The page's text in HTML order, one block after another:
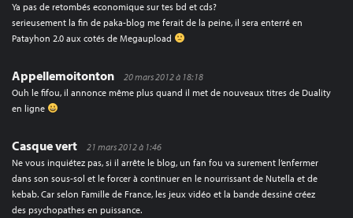
Ya pas de retombés economique sur tes bd et cds?
serieusement la fin de paka-blog me ferait de la peine, il sera enterré en
Patayhon 2.0 aux cotés de Megaupload
Appellemoitonton
20 mars 2012 à 18:18
Ouh le fifou, il annonce même plus quand il met de nouveaux titres de Duality
en ligne
Casque vert
21 mars 2012 à 1:46
Ne vous inquiétez pas, si il arrête le blog, un fan fou va surement l’enfermer
dans son sous-sol et le forcer à continuer en le nourrissant de Nutella et de
kebab. Car selon Famille de France, les jeux vidéo et la bande dessiné créez
des psychopathes en puissance.